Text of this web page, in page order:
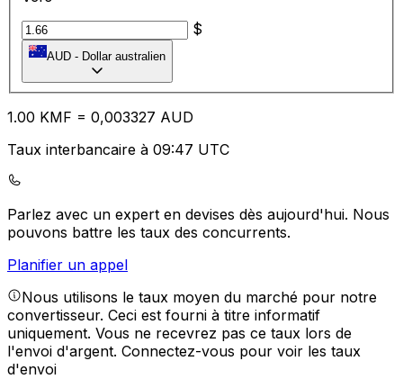
$
AUD - Dollar australien
1.00 KMF = 0,003327 AUD
Taux interbancaire à 09:47 UTC
Parlez avec un expert en devises dès aujourd'hui. Nous
pouvons battre les taux des concurrents.
Planifier un appel
Nous utilisons le taux moyen du marché pour notre
convertisseur. Ceci est fourni à titre informatif
uniquement. Vous ne recevrez pas ce taux lors de
l'envoi d'argent. Connectez-vous pour voir les taux
d'envoi